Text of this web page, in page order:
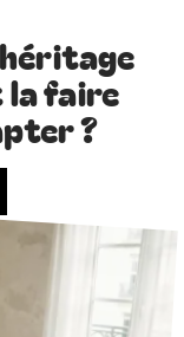
la faire
?